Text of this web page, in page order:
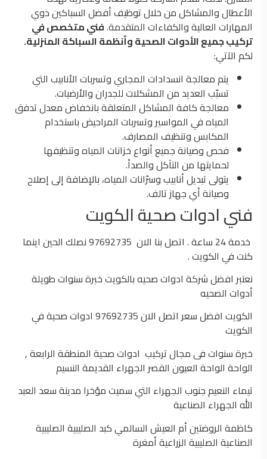
الأعطال والمشاكل من خلال توظيف أفضل السباكين ذوي
المهارات العالية والكفاءات المتقدمة.فني متخصص في
تركيب جميع الأدوات الصحية وأنظمة السباكة المنزلية.
لكم الآتي:
يتم معالجة انسدادات المجاري وتسربات الأنابيب التي
تسبّب العديد من المشكلات للجدران والأرضيات.
معالجة كافة المشاكل المتعلقة بانخفاض معدل تدفق
المياه في المواسير وتسربات المراحيض باستخدام
المكابس وتنظيف المصارف.
فحص وصيانة جميع أنواع خزانات المياه وتنظيفها
لحمايتها من التآكل والصدأ.
يتولى تبديل أنابيب وسرّانات المياه، بالإضافة إلى إصلاح
وصيانة أي جهاز تالف.
فني ادوات صحية الكويت
خدمة 24 ساعة . اتصل بنا الان 97692735 نصلك الحين اينما
كنت في الكويت .
نعتبر افضل شركة ادوات صحيه بالكويت خبرة سنوات طويلة
أدوات الصحيه
الكويت افضل سعر اتصل الان 97692735 ادوات صحية في
الكويت
خبرة سنوات فى مجال تركيب ادوات صحية المنطقة الرابعة ,
الواحة الواحة العيون القصر الجهراء القديمة النسيم
تيماء النعيم جنوب الجهراء التي سميت مؤخرا مدينة سعد العبد
الله الجهراء الصناعية
كاظمة الروضتين أم العيش السالمي كبد الصليبية الصليبية
الصناعية الصليبية الزراعية أمغرة